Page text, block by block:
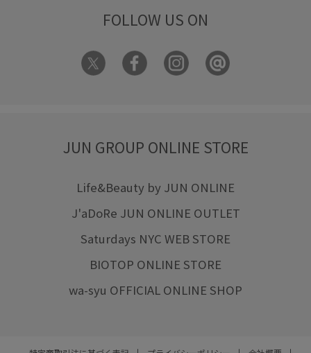
FOLLOW US ON
JUN GROUP ONLINE STORE
Life&Beauty by JUN ONLINE
J'aDoRe JUN ONLINE OUTLET
Saturdays NYC WEB STORE
BIOTOP ONLINE STORE
wa-syu OFFICIAL ONLINE SHOP